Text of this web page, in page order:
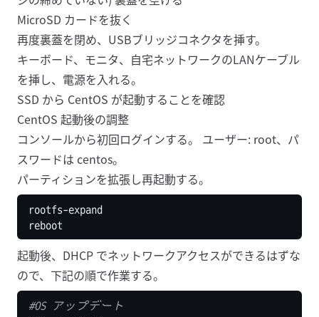
MicroSD カードを抜く
再度裏蓋を閉め、USBブリッジコネクタを挿す。
キーボード、モニタ、自宅ネットワークのLANケーブル
を挿し、電源を入れる。
SSD から CentOS が起動することを確認
CentOS 起動後の調整
コンソールから初回ログインする。 ユーザー: root、パ
スワードは centos。
パーティションを拡張し再起動する。
起動後、DHCP でネットワークアクセスができるはずな
ので、下記の順で作業する。
#OS アップデート